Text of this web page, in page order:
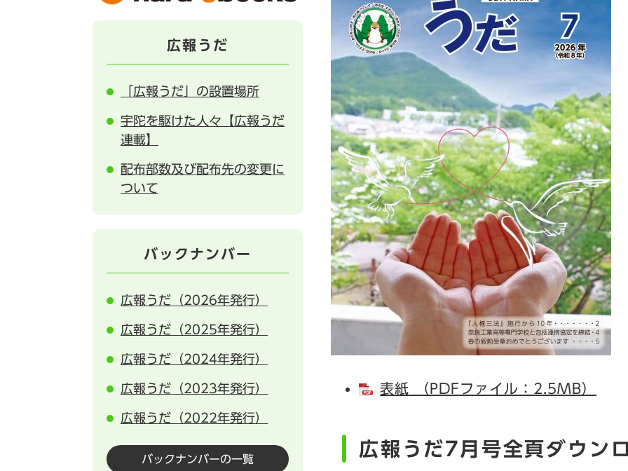
表紙 （PDFファイル：2.5MB）
広報うだ7月号全頁ダウン
広報うだ
「広報うだ」の設置場所
宇陀を駆けた人々【広報うだ
連載】
配布部数及び配布先の変更に
ついて
バックナンバー
広報うだ（2026年発行）
広報うだ（2025年発行）
広報うだ（2024年発行）
広報うだ（2023年発行）
広報うだ（2022年発行）
バックナンバーの一覧